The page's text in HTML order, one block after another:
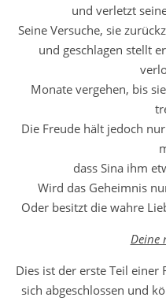
und verletzt
Seine Versuche, sie
und geschlagen stellt
Monate vergehen, bis
Die Freude hält jedoch
dass Sina ihm
Wird das Geheimnis
Oder besitzt die wahre
Deine
Dies ist der erste Teil einer
sich abgeschlossen und